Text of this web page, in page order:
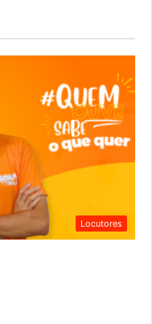
Locutores